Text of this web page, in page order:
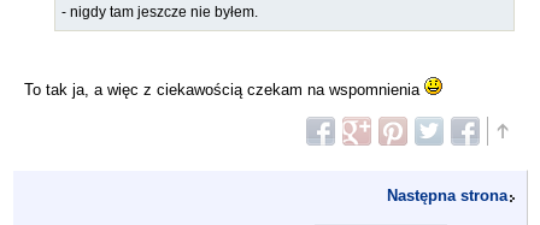
- nigdy tam jeszcze nie byłem.
To tak ja, a więc z ciekawością czekam na wspomnienia
Następna strona